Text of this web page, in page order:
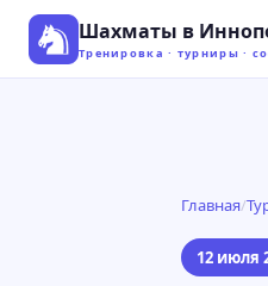
Шахматы в
Тренировка · турниры ·
Главная/
12 июля